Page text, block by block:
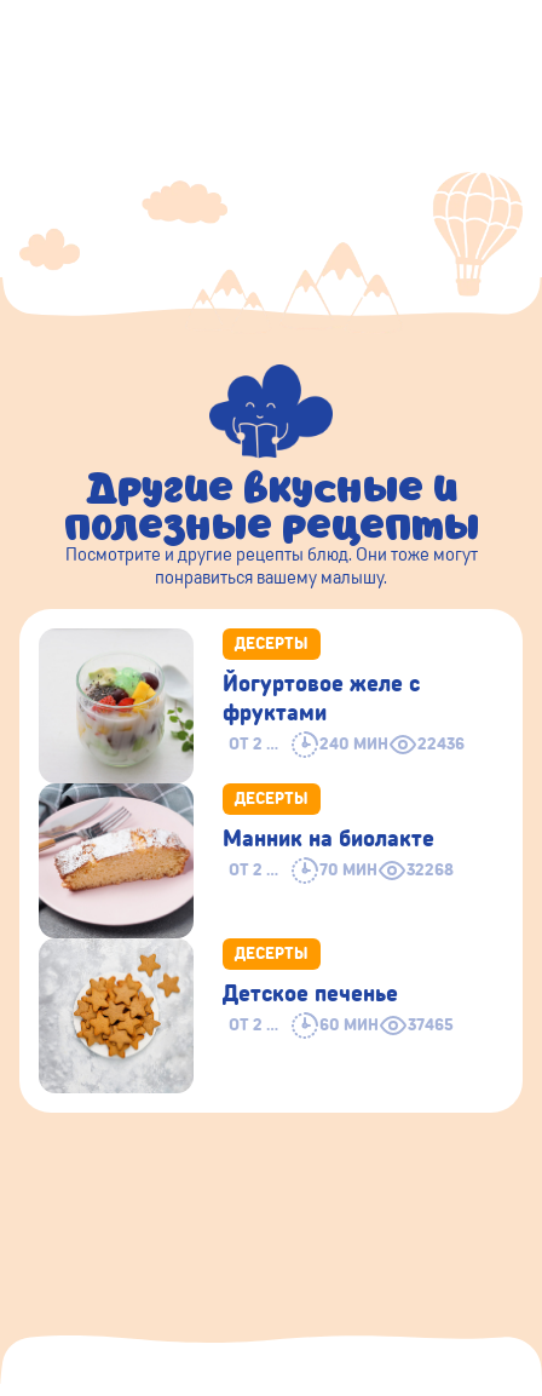
Другие вкусные и
полезные рецепты
Посмотрите и другие рецепты блюд. Они тоже могут
понравиться вашему малышу.
ДЕСЕРТЫ
ОТ 2 ЛЕТ 240 МИН 22436
Йогуртовое желе с
фруктами
ДЕСЕРТЫ
ОТ 2 ЛЕТ 70 МИН 32268
Манник на биолакте
ДЕСЕРТЫ
ОТ 2 ЛЕТ 60 МИН 37465
Детское печенье